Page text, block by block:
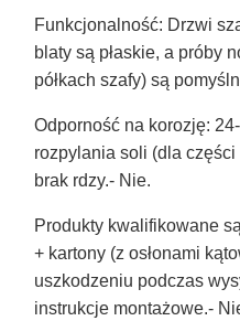
Funkcjonalność: Drzwi
blaty są płaskie, a próby
półkach szafy) są
Odporność na korozję:
rozpylania soli (dla
brak rdzy.- Nie.
Produkty kwalifikowane
+ kartony (z osłonami
uszkodzeniu podczas
instrukcje montażowe.-